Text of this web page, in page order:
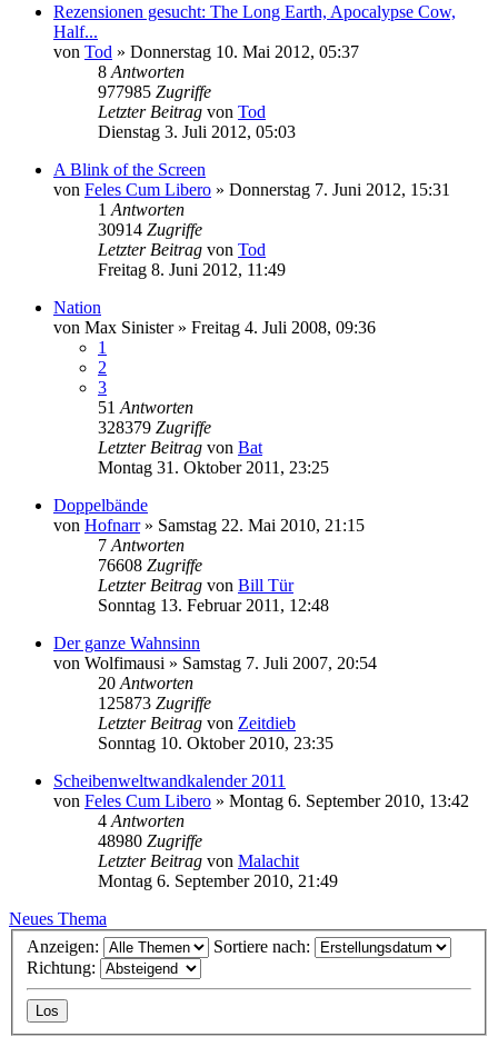
Rezensionen gesucht: The Long Earth, Apocalypse Cow,
Half...
von Tod » Donnerstag 10. Mai 2012, 05:37
8 Antworten
977985 Zugriffe
Letzter Beitrag von Tod
Dienstag 3. Juli 2012, 05:03
A Blink of the Screen
von Feles Cum Libero » Donnerstag 7. Juni 2012, 15:31
1 Antworten
30914 Zugriffe
Letzter Beitrag von Tod
Freitag 8. Juni 2012, 11:49
Nation
von Max Sinister» Freitag 4. Juli 2008, 09:36
1
2
3
51 Antworten
328379 Zugriffe
Letzter Beitrag von Bat
Montag 31. Oktober 2011, 23:25
Doppelbände
von Hofnarr» Samstag 22. Mai 2010, 21:15
7 Antworten
76608 Zugriffe
Letzter Beitrag von Bill Tür
Sonntag 13. Februar 2011, 12:48
Der ganze Wahnsinn
von Wolfimausi » Samstag 7. Juli 2007, 20:54
20 Antworten
125873 Zugriffe
Letzter Beitrag von Zeitdieb
Sonntag 10. Oktober 2010, 23:35
Scheibenweltwandkalender 2011
von Feles Cum Libero » Montag 6. September 2010, 13:42
4 Antworten
48980 Zugriffe
Letzter Beitrag von Malachit
Montag 6. September 2010, 21:49
Neues Thema
Anzeigen:
Sortiere nach:
Richtung: